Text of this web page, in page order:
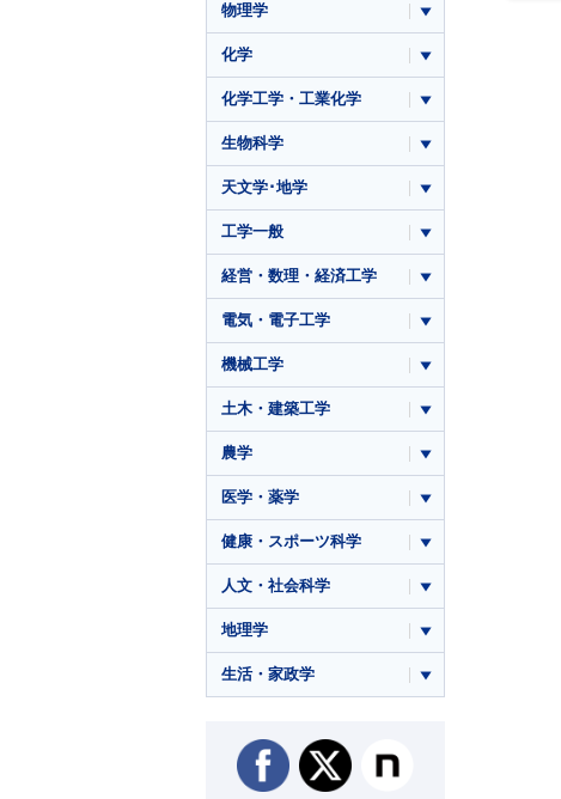
物理学
化学
化学工学・工業化学
生物科学
天文学･地学
工学一般
経営・数理・経済工学
電気・電子工学
機械工学
土木・建築工学
農学
医学・薬学
健康・スポーツ科学
人文・社会科学
地理学
生活・家政学